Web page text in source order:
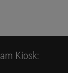
Kiosk: